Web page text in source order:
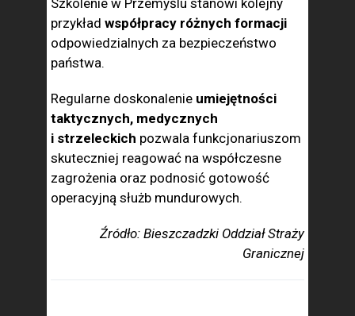
Szkolenie w Przemyślu stanowi kolejny
przykład współpracy różnych formacji
odpowiedzialnych za bezpieczeństwo
państwa.
Regularne doskonalenie umiejętności
taktycznych, medycznych
i strzeleckich pozwala funkcjonariuszom
skuteczniej reagować na współczesne
zagrożenia oraz podnosić gotowość
operacyjną służb mundurowych.
Źródło: Bieszczadzki Oddział Straży
Granicznej